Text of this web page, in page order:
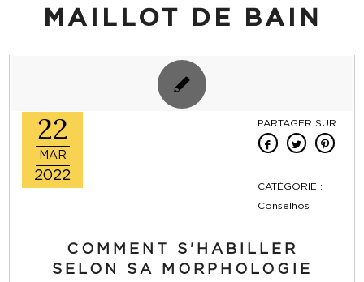
MAILLOT DE BAIN
22
MAR
2022
PARTAGER SUR :
CATÉGORIE :
Conselhos
COMMENT S'HABILLER
SELON SA MORPHOLOGIE